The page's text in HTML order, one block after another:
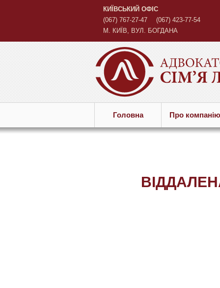
КИЇВСЬКИЙ ОФІС
(067) 767-27-47
(067) 423-77-54
М. КИЇВ, ВУЛ. БОГДАНА
Головна Про компанiю